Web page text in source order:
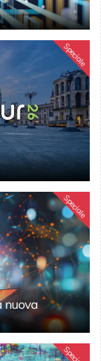
Speciale
Speciale
nuova